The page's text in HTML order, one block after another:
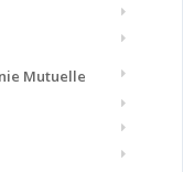
Mutuelle